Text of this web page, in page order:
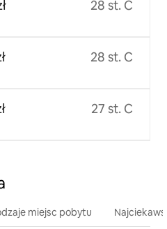
28 st. C
28 st. C
27 st. C
miejsc pobytu